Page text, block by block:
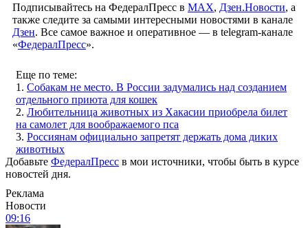
Подписывайтесь на ФедералПресс в МАХ, Дзен.Новости, а
также следите за самыми интересными новостями в канале
Дзен. Все самое важное и оперативное — в telegram-канале
«ФедералПресс».
Еще по теме:
1. Собакам не место. В России задумались над созданием
отдельного приюта для кошек
2. Любительница животных из Хакасии приобрела билет
на самолет для воображаемого пса
3. Россиянам официально запретят держать дома диких
животных
Добавьте ФедералПресс в мои источники, чтобы быть в курсе
новостей дня.
Реклама
Новости
09:16